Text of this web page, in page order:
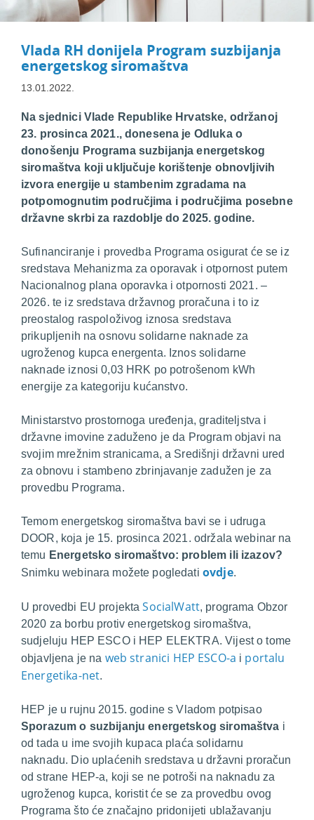
Vlada RH donijela Program suzbijanja
energetskog siromaštva
13.01.2022.
Na sjednici Vlade Republike Hrvatske, održanoj
23. prosinca 2021., donesena je Odluka o
donošenju Programa suzbijanja energetskog
siromaštva koji uključuje korištenje obnovljivih
izvora energije u stambenim zgradama na
potpomognutim područjima i područjima posebne
državne skrbi za razdoblje do 2025. godine.
Sufinanciranje i provedba Programa osigurat će se iz
sredstava Mehanizma za oporavak i otpornost putem
Nacionalnog plana oporavka i otpornosti 2021. –
2026. te iz sredstava državnog proračuna i to iz
preostalog raspoloživog iznosa sredstava
prikupljenih na osnovu solidarne naknade za
ugroženog kupca energenta. Iznos solidarne
naknade iznosi 0,03 HRK po potrošenom kWh
energije za kategoriju kućanstvo.
Ministarstvo prostornoga uređenja, graditeljstva i
državne imovine zaduženo je da Program objavi na
svojim mrežnim stranicama, a Središnji državni ured
za obnovu i stambeno zbrinjavanje zadužen je za
provedbu Programa.
Temom energetskog siromaštva bavi se i udruga
DOOR, koja je 15. prosinca 2021. održala webinar na
temu Energetsko siromaštvo: problem ili izazov?
Snimku webinara možete pogledati ovdje.
U provedbi EU projektaSocialWatt, programa Obzor
2020 za borbu protiv energetskog siromaštva,
sudjeluju HEP ESCO i HEP ELEKTRA. Vijest o tome
objavljena je na web stranici HEP ESCO-a i portalu
Energetika-net.
HEP je u rujnu 2015. godine s Vladom potpisao
Sporazum o suzbijanju energetskog siromaštva i
od tada u ime svojih kupaca plaća solidarnu
naknadu. Dio uplaćenih sredstava u državni proračun
od strane HEP-a, koji se ne potroši na naknadu za
ugroženog kupca, koristit će se za provedbu ovog
Programa što će značajno pridonijeti ublažavanju